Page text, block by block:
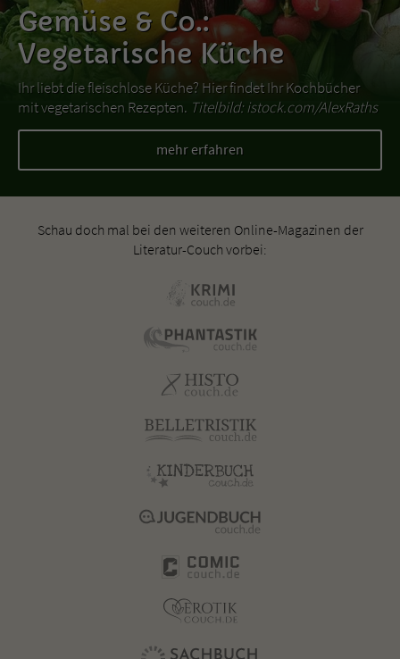
Gemüse & Co.:
Vegetarische Küche
Ihr liebt die fleischlose Küche? Hier findet Ihr Kochbücher
mit vegetarischen Rezepten. Titelbild: istock.com/AlexRaths
mehr erfahren
Schau doch mal bei den weiteren Online-Magazinen der
Literatur-Couch vorbei: